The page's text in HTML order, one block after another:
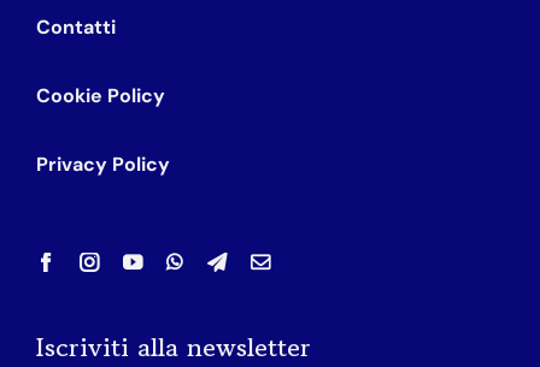
Contatti
Cookie Policy
Privacy Policy
Iscriviti alla newsletter